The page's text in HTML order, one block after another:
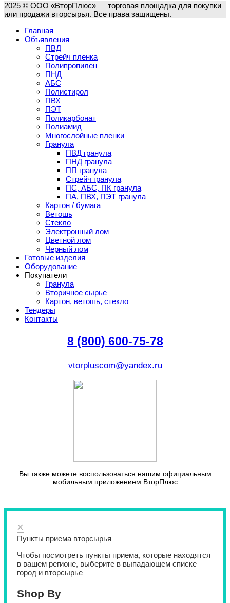
2025 © ООО «ВторПлюс» — торговая площадка для покупки
или продажи вторсырья. Все права защищены.
Главная
Объявления
ПВД
Стрейч пленка
Полипропилен
ПНД
АБС
Полистирол
ПВХ
ПЭТ
Поликарбонат
Полиамид
Многослойные пленки
Гранула
ПВД гранула
ПНД гранула
ПП гранула
Стрейч гранула
ПС, АБС, ПК гранула
ПА, ПВХ, ПЭТ гранула
Картон / бумага
Ветошь
Стекло
Электронный лом
Цветной лом
Черный лом
Готовые изделия
Оборудование
Покупатели
Гранула
Вторичное сырье
Картон, ветошь, стекло
Тендеры
Контакты
8 (800) 600-75-78
vtorpluscom@yandex.ru
Вы также можете воспользоваться нашим официальным
мобильным приложением ВторПлюс
×
Пункты приема вторсырья
Чтобы посмотреть пункты приема, которые находятся
в вашем регионе, выберите в выпадающем списке
город и вторсырье
Shop By